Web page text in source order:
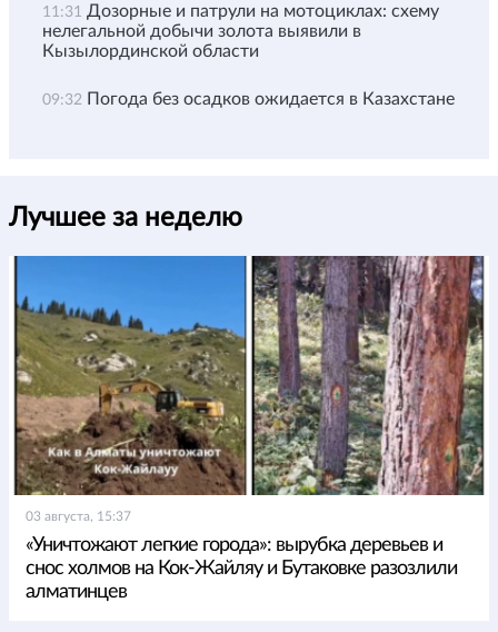
11:31 Дозорные и патрули на мотоциклах: схему
нелегальной добычи золота выявили в
Кызылординской области
09:32 Погода без осадков ожидается в Казахстане
Лучшее за неделю
03 августа, 15:37
«Уничтожают легкие города»: вырубка деревьев и
снос холмов на Кок-Жайляу и Бутаковке разозлили
алматинцев